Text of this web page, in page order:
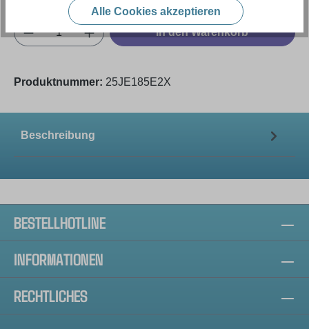
Produkt Anzahl: Gib den gewünschten
In den Warenkorb
Produktnummer: 25JE185E2X
Beschreibung
BESTELLHOTLINE
INFORMATIONEN
RECHTLICHES
Alle Cookies akzeptieren